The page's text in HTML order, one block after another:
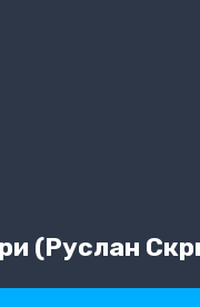
(Руслан